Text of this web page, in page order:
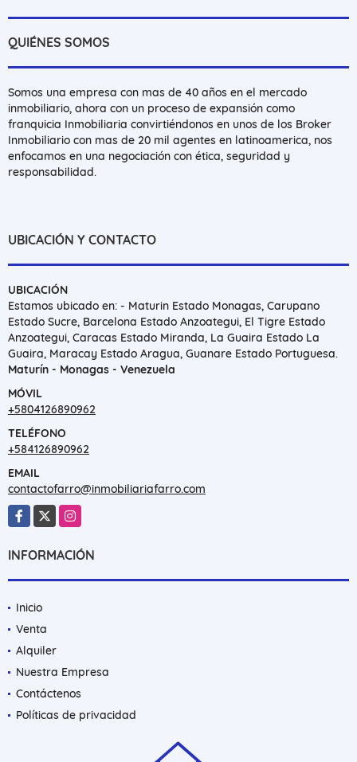
QUIÉNES SOMOS
Somos una empresa con mas de 40 años en el mercado
inmobiliario, ahora con un proceso de expansión como
franquicia Inmobiliaria convirtiéndonos en unos de los Broker
Inmobiliario con mas de 20 mil agentes en latinoamerica, nos
enfocamos en una negociación con ética, seguridad y
responsabilidad.
UBICACIÓN Y CONTACTO
UBICACIÓN
Estamos ubicado en: - Maturin Estado Monagas, Carupano
Estado Sucre, Barcelona Estado Anzoategui, El Tigre Estado
Anzoategui, Caracas Estado Miranda, La Guaira Estado La
Guaira, Maracay Estado Aragua, Guanare Estado Portuguesa.
Maturín - Monagas - Venezuela
MÓVIL
+5804126890962
TELÉFONO
+584126890962
EMAIL
contactofarro@inmobiliariafarro.com
Facebook
X Instagram
INFORMACIÓN
Inicio
Venta
Alquiler
Nuestra Empresa
Contáctenos
Políticas de privacidad